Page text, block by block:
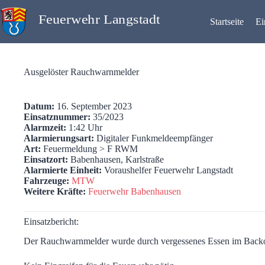
Inhalt
springen
Startseite
Ausgelöster Rauchwarnmelder
Datum: 16. September 2023
Einsatznummer: 35/2023
Alarmzeit: 1:42 Uhr
Alarmierungsart: Digitaler Funkmeldeempfänger
Art: Feuermeldung > F RWM
Einsatzort: Babenhausen, Karlstraße
Alarmierte Einheit: Voraushelfer Feuerwehr Langstadt
Fahrzeuge: MTW
Weitere Kräfte: Feuerwehr Babenhausen
Einsatzbericht:
Der Rauchwarnmelder wurde durch vergessenes Essen im